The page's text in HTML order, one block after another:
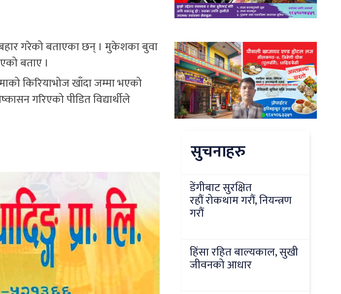
गरेको बताएका छन् । मुकेशका बुवा
बताए ।
किरियाभोज खाँदा जम्मा भएको
गरिएको पीडित विद्यार्थीले
सुचनाहरु
डेंगीबाट सुरक्षित
रहौं रोकथाम गरौं, नियन्त्रण
गरौं
हिंसा रहित बाल्यकाल, सुखी
जीवनको आधार